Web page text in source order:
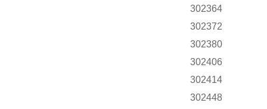
302364
302372
302380
302406
302414
302448